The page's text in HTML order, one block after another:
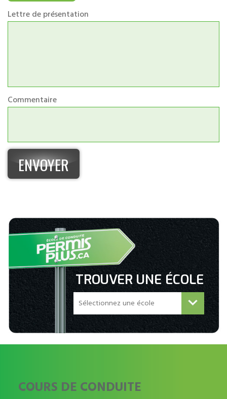
Lettre de présentation
Commentaire
ENVOYER
TROUVER UNE ÉCOLE
COURS DE CONDUITE